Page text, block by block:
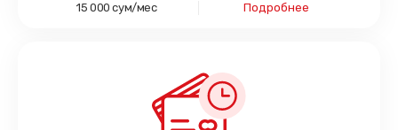
15 000 сум/мес Подробнее